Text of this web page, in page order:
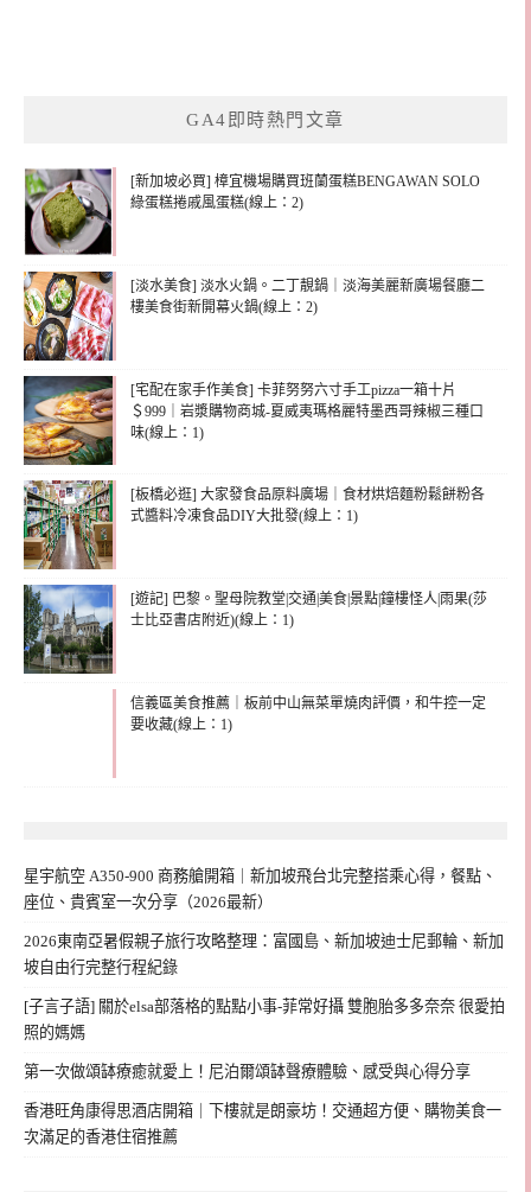
GA4即時熱門文章
[新加坡必買] 樟宜機場購買班蘭蛋糕BENGAWAN SOLO
綠蛋糕捲戚風蛋糕(線上：2)
[淡水美食] 淡水火鍋。二丁靚鍋｜淡海美麗新廣場餐廳二
樓美食街新開幕火鍋(線上：2)
[宅配在家手作美食] 卡菲努努六寸手工pizza一箱十片
＄999｜岩漿購物商城-夏威夷瑪格麗特墨西哥辣椒三種口
味(線上：1)
[板橋必逛] 大家發食品原料廣場｜食材烘焙麵粉鬆餅粉各
式醬料冷凍食品DIY大批發(線上：1)
[遊記] 巴黎。聖母院教堂|交通|美食|景點|鐘樓怪人|雨果(莎
士比亞書店附近)(線上：1)
信義區美食推薦｜板前中山無菜單燒肉評價，和牛控一定
要收藏(線上：1)
星宇航空 A350-900 商務艙開箱｜新加坡飛台北完整搭乘心得，餐點、
座位、貴賓室一次分享（2026最新）
2026東南亞暑假親子旅行攻略整理：富國島、新加坡迪士尼郵輪、新加
坡自由行完整行程紀錄
[子言子語] 關於elsa部落格的點點小事-菲常好攝 雙胞胎多多奈奈 很愛拍
照的媽媽
第一次做頌缽療癒就愛上！尼泊爾頌缽聲療體驗、感受與心得分享
香港旺角康得思酒店開箱｜下樓就是朗豪坊！交通超方便、購物美食一
次滿足的香港住宿推薦